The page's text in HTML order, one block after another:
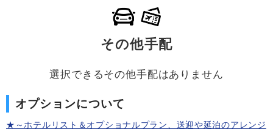
その他手配
選択できるその他手配はありません
オプションについて
★～ホテルリスト＆オプショナルプラン、送迎や延泊のアレンジ